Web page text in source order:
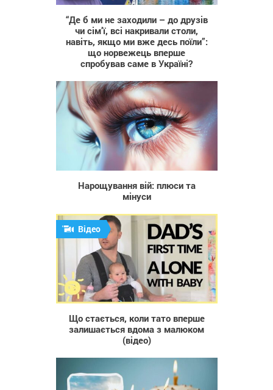
“Де б ми не заходили – до друзів
чи сім’ї, всі накривали столи,
навіть, якщо ми вже десь поїли”:
що норвежець вперше
спробував саме в Україні?
Нарощування вій: плюси та
мінуси
921
Відео
Що стається, коли тато вперше
залишається вдома з малюком
(відео)